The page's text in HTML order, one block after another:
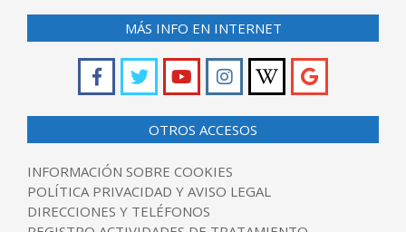
MÁS INFO EN INTERNET
OTROS ACCESOS
INFORMACIÓN SOBRE COOKIES
POLÍTICA PRIVACIDAD Y AVISO LEGAL
DIRECCIONES Y TELÉFONOS